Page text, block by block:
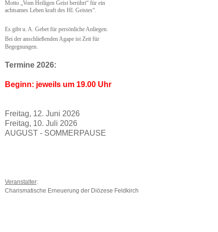
Motto „Vom Heiligen Geist berührt“ für ein
achtsames Leben kraft des Hl. Geistes“.
Es gibt u. A. Gebet für persönliche Anliegen.
Bei der anschließenden Agape ist Zeit für
Begegnungen.
Termine 2026:
Beginn: jeweils um 19.00 Uhr
Freitag, 12. Juni 2026
Freitag, 10. Juli 2026
AUGUST - SOMMERPAUSE
Veranstalter:
Charismatische Erneuerung der Diözese Feldkirch